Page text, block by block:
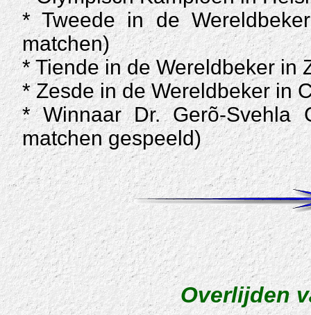
* Tweede in de
matchen)
* Tiende in de Wereldbeker in
* Zesde in de Wereldbeker in
* Winnaar Dr. Gerõ-Svehla
matchen gespeeld)
Overlijden